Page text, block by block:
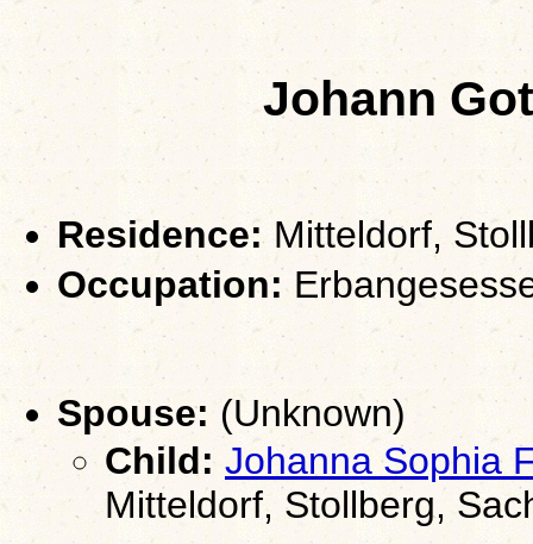
Johann
Residence:Mitteldorf,
Occupation:
Spouse:(Unknown)
Child: Johanna Sophia
Mitteldorf, Stollberg,